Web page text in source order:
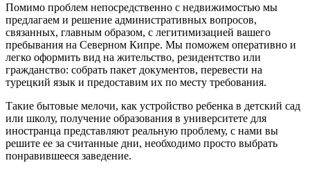
Помимо проблем непосредственно с недвижимостью мы
предлагаем и решение административных вопросов,
связанных, главным образом, с легитимизацией вашего
пребывания на Северном Кипре. Мы поможем оперативно и
легко оформить вид на жительство, резидентство или
гражданство: собрать пакет документов, перевести на
турецкий язык и предоставим их по месту требования.
Такие бытовые мелочи, как устройство ребенка в детский сад
или школу, получение образования в университете для
иностранца представляют реальную проблему, с нами вы
решите ее за считанные дни, необходимо просто выбрать
понравившееся заведение.